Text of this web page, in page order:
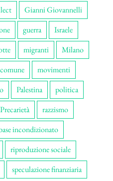
Gianni Giovannelli
guerra
Israele
migranti
Milano
movimenti
Palestina
politica
Precarietà
razzismo
incondizionato
riproduzione sociale
speculazione finanziaria